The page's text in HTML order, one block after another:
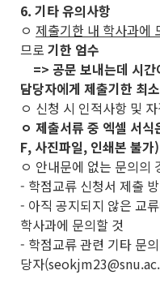
6. 기타 유의사항
ㅇ 제출기한 내 학사과에
므로 기한 엄수
=> 공문 보내는데 시간
담당자에게 제출기한 최
ㅇ 신청 시 인적사항 및
ㅇ 제출서류 중 엑셀 서
F, 사진파일, 인쇄본 불가)
ㅇ 안내문에 없는 문의의
- 학점교류 신청서 제출
- 아직 공지되지 않은 교
학사과에 문의할 것
- 학점교류 관련 기타 문
당자